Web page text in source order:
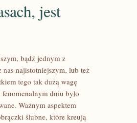
jest
bądź jednym z
najistotniejszym, lub też
tego tak dużą wagę
dniu było
Ważnym aspektem
ślubne, które kreują